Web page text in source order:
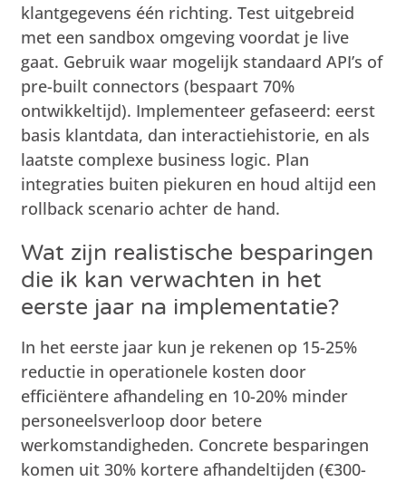
klantgegevens één richting. Test uitgebreid
met een sandbox omgeving voordat je live
gaat. Gebruik waar mogelijk standaard API’s of
pre-built connectors (bespaart 70%
ontwikkeltijd). Implementeer gefaseerd: eerst
basis klantdata, dan interactiehistorie, en als
laatste complexe business logic. Plan
integraties buiten piekuren en houd altijd een
rollback scenario achter de hand.
Wat zijn realistische besparingen
die ik kan verwachten in het
eerste jaar na implementatie?
In het eerste jaar kun je rekenen op 15-25%
reductie in operationele kosten door
efficiëntere afhandeling en 10-20% minder
personeelsverloop door betere
werkomstandigheden. Concrete besparingen
komen uit 30% kortere afhandeltijden (€300-